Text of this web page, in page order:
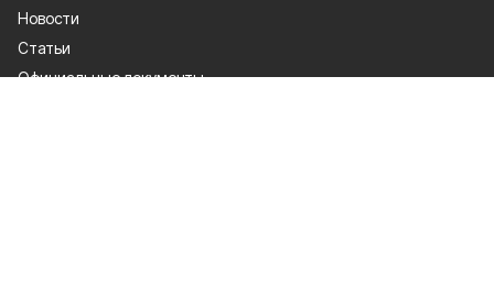
Новости
Статьи
Официальные документы